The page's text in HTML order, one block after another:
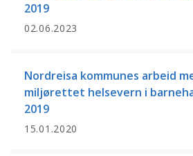
2019
02.06.2023
Nordreisa kommunes arbeid
miljørettet helsevern i
2019
15.01.2020